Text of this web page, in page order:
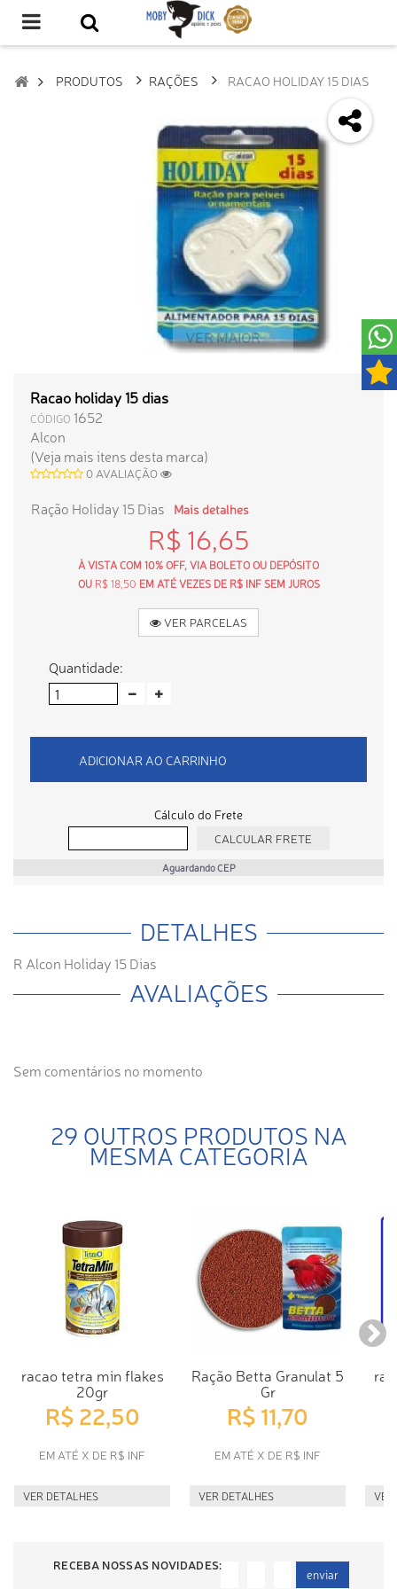
PRODUTOS RAÇÕES RACAO HOLIDAY 15 DIAS
VER MAIOR
Racao holiday 15 dias
CÓDIGO 1652
Alcon
(Veja mais itens desta marca)
0 AVALIAÇÃO
Ração Holiday 15 Dias Mais detalhes
R$ 16,65
À VISTA COM 10% OFF, VIA BOLETO OU DEPÓSITO
OU R$ 18,50 EM ATÉ VEZES DE R$ INF SEM JUROS
VER PARCELAS
Quantidade:
ADICIONAR AO CARRINHO
Cálculo do Frete
Aguardando CEP
DETALHES
R Alcon Holiday 15 Dias
AVALIAÇÕES
Sem comentários no momento
29 OUTROS PRODUTOS NA
MESMA CATEGORIA
racao tetra min flakes
20gr
R$ 22,50
EM ATÉ X DE R$ INF
VER DETALHES
Ração Betta Granulat 5
Gr
R$ 11,70
EM ATÉ X DE R$ INF
VER DETALHES VER
RECEBA NOSSAS NOVIDADES:
enviar